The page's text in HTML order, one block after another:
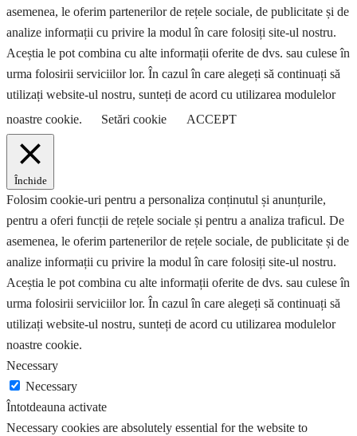
asemenea, le oferim partenerilor de rețele sociale, de publicitate și de
analize informații cu privire la modul în care folosiți site-ul nostru.
Aceștia le pot combina cu alte informații oferite de dvs. sau culese în
urma folosirii serviciilor lor. În cazul în care alegeți să continuați să
utilizați website-ul nostru, sunteți de acord cu utilizarea modulelor
noastre cookie.
Setări cookie ACCEPT
Închide
Folosim cookie-uri pentru a personaliza conținutul și anunțurile,
pentru a oferi funcții de rețele sociale și pentru a analiza traficul. De
asemenea, le oferim partenerilor de rețele sociale, de publicitate și de
analize informații cu privire la modul în care folosiți site-ul nostru.
Aceștia le pot combina cu alte informații oferite de dvs. sau culese în
urma folosirii serviciilor lor. În cazul în care alegeți să continuați să
utilizați website-ul nostru, sunteți de acord cu utilizarea modulelor
noastre cookie.
Necessary
Necessary
Întotdeauna activate
Necessary cookies are absolutely essential for the website to